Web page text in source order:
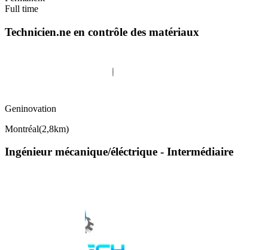
Full time
Technicien.ne en contrôle des matériaux
Geninovation
Montréal(2,8km)
Ingénieur mécanique/éléctrique - Intermédiaire